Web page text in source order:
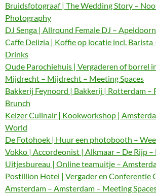
Bruidsfotograaf | The Wedding Story –
Photography
DJ Senga | Allround Female DJ –
Caffe Delizia | Koffie op locatie incl. Barista
Drinks
Oude Parochiehuis | Vergaderen of borrel
Mijdrecht – Mijdrecht – Meeting Spaces
Bakkerij Feynoord | Bakkerij | Rotterdam –
Brunch
Keizer Culinair | Kookworkshop |
World
De Fotohoek | Huur een photobooth –
Vokko | Accordeonist | Alkmaar – De Rijp –
Uitjesbureau | Online teamuitje –
Postillion Hotel | Vergader en Conferentie
Amsterdam – Amsterdam – Meeting